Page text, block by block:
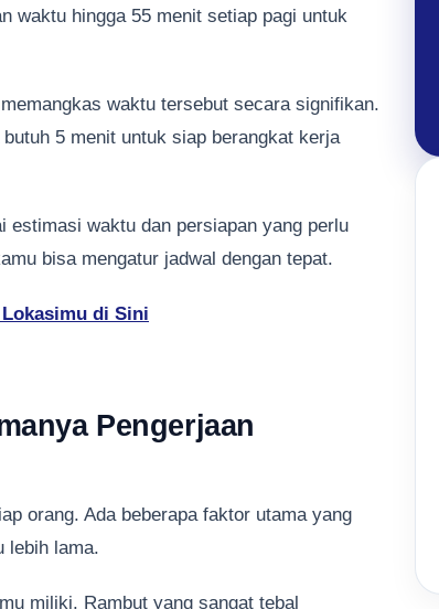
waktu hingga 55 menit setiap pagi untuk
waktu tersebut secara signifikan.
5 menit untuk siap berangkat kerja
estimasi waktu dan persiapan yang perlu
bisa mengatur jadwal dengan tepat.
di Sini
Pengerjaan
orang. Ada beberapa faktor utama yang
lebih lama.
miliki. Rambut yang sangat tebal